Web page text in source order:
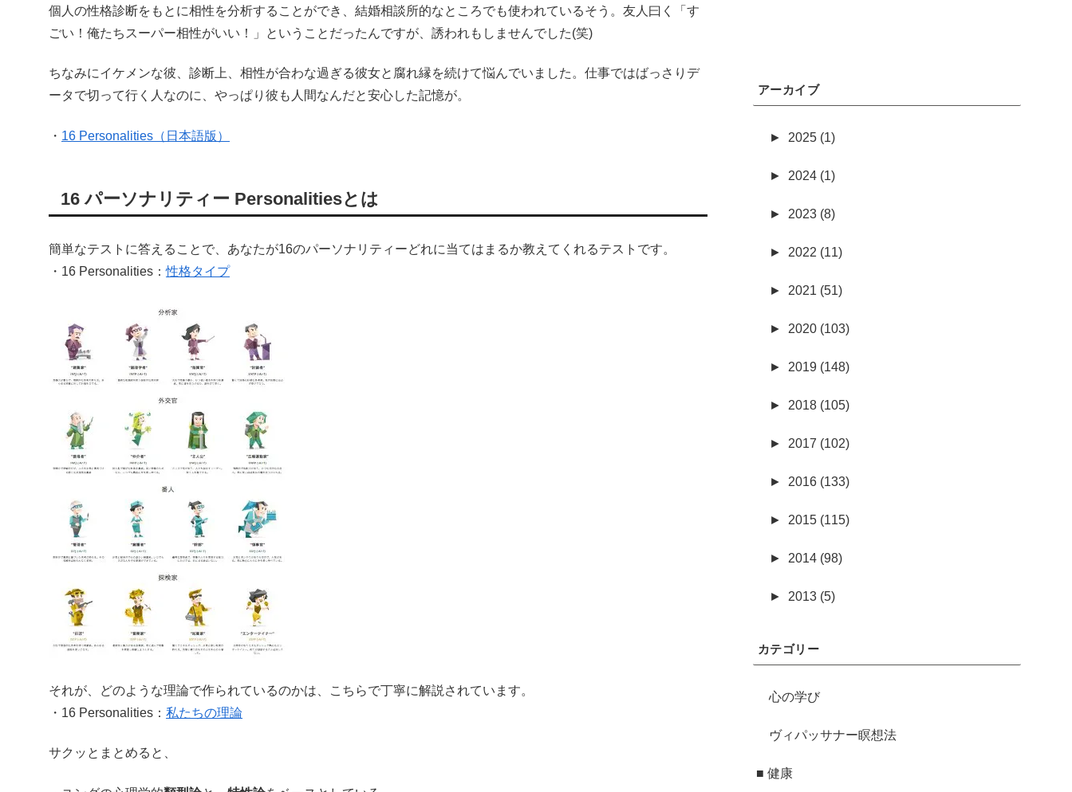
個人の性格診断をもとに相性を分析することができ、結婚相談所的なところでも使われているそう。友人曰く「す
ごい！俺たちスーパー相性がいい！」ということだったんですが、誘われもしませんでした(笑)
ちなみにイケメンな彼、診断上、相性が合わな過ぎる彼女と腐れ縁を続けて悩んでいました。仕事ではばっさりデ
ータで切って行く人なのに、やっぱり彼も人間なんだと安心した記憶が。
・ 16 Personalities（日本語版）
16 パーソナリティー Personalitiesとは
簡単なテストに答えることで、あなたが16のパーソナリティーどれに当てはまるか教えてくれるテストです。
・16 Personalities：性格タイプ
それが、どのような理論で作られているのかは、こちらで丁寧に解説されています。
・16 Personalities： 私たちの理論
サクッとまとめると、
アーカイブ
► 2025 (1)
► 2024 (1)
► 2023 (8)
► 2022 (11)
► 2021 (51)
► 2020 (103)
► 2019 (148)
► 2018 (105)
► 2017 (102)
► 2016 (133)
► 2015 (115)
► 2014 (98)
► 2013 (5)
カテゴリー
心の学び
ヴィパッサナー瞑想法
■ 健康